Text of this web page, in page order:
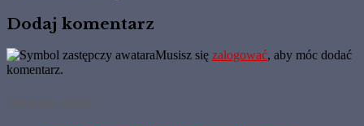
Dodaj komentarz
Musisz się zalogować, aby móc dodać
komentarz.